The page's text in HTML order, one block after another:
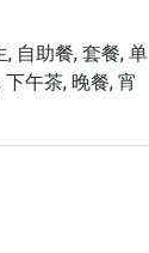
。
人。
自助餐, 套餐, 单
午茶, 晚餐, 宵